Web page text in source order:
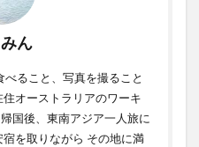
ん
ること、写真を撮ること
オーストラリアのワーキ
国後、東南アジア一人旅に
を取りながら その地に満